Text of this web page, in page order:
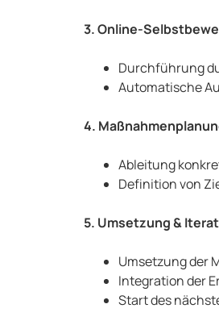
3. Online-
Durchführung
Automatische
4.
Ableitung
Definition von
5. Umsetzung &
Umsetzung der
Integration der
Start des